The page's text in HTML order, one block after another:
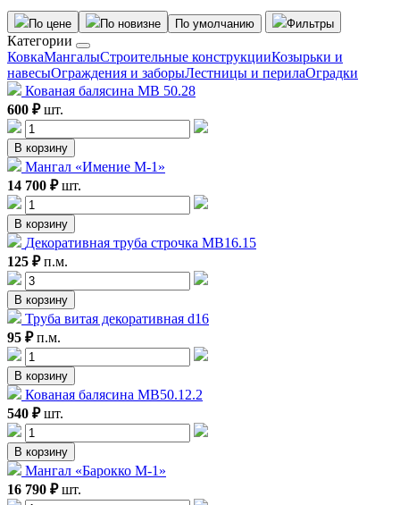
По цене По новизне По умолчанию Фильтры
Категории
КовкаМангалыСтроительные конструкцииКозырьки и
навесыОграждения и заборыЛестницы и перилаОградки
Кованая балясина МВ 50.28
600 ₽ шт.
В корзину
Мангал «Имение М-1»
14 700 ₽ шт.
В корзину
Декоративная труба строчка MB16.15
125 ₽ п.м.
В корзину
Труба витая декоративная d16
95 ₽ п.м.
В корзину
Кованая балясина МВ50.12.2
540 ₽ шт.
В корзину
Мангал «Барокко М-1»
16 790 ₽ шт.